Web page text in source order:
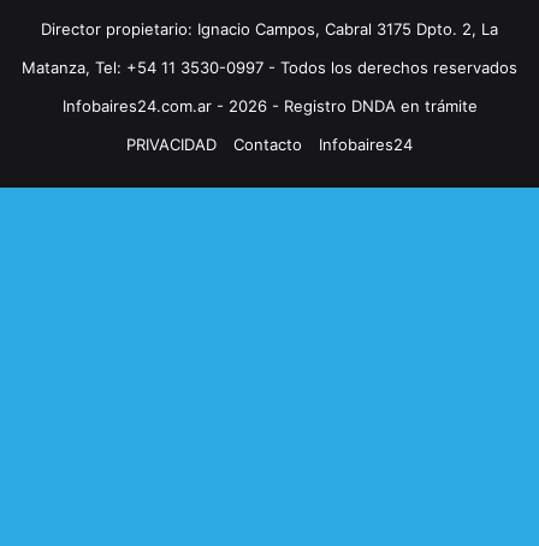
Director propietario: Ignacio Campos, Cabral 3175 Dpto. 2, La
Matanza, Tel: +54 11 3530-0997 - Todos los derechos reservados
Infobaires24.com.ar - 2026 - Registro DNDA en trámite
PRIVACIDAD
Contacto Infobaires24